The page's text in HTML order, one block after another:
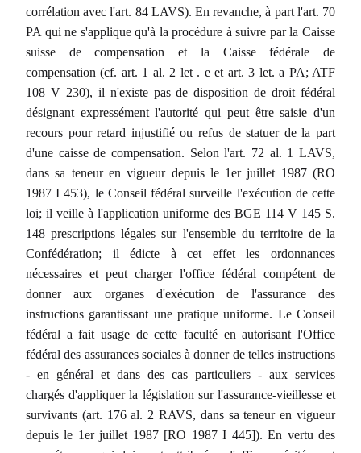
corrélation avec l'art. 84 LAVS). En revanche, à part l'art. 70
PA qui ne s'applique qu'à la procédure à suivre par la Caisse
suisse de compensation et la Caisse fédérale de
compensation (cf. art. 1 al. 2 let . e et art. 3 let. a PA; ATF
108 V 230), il n'existe pas de disposition de droit fédéral
désignant expressément l'autorité qui peut être saisie d'un
recours pour retard injustifié ou refus de statuer de la part
d'une caisse de compensation. Selon l'art. 72 al. 1 LAVS,
dans sa teneur en vigueur depuis le 1er juillet 1987 (RO
1987 I 453), le Conseil fédéral surveille l'exécution de cette
loi; il veille à l'application uniforme des BGE 114 V 145 S.
148 prescriptions légales sur l'ensemble du territoire de la
Confédération; il édicte à cet effet les ordonnances
nécessaires et peut charger l'office fédéral compétent de
donner aux organes d'exécution de l'assurance des
instructions garantissant une pratique uniforme. Le Conseil
fédéral a fait usage de cette faculté en autorisant l'Office
fédéral des assurances sociales à donner de telles instructions
- en général et dans des cas particuliers - aux services
chargés d'appliquer la législation sur l'assurance-vieillesse et
survivants (art. 176 al. 2 RAVS, dans sa teneur en vigueur
depuis le 1er juillet 1987 [RO 1987 I 445]). En vertu des